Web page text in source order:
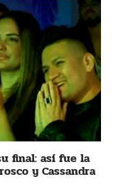
final: así fue la
y Cassandra